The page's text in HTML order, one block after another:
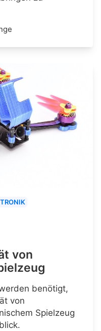
von
benötigt,
von
Spielzeug